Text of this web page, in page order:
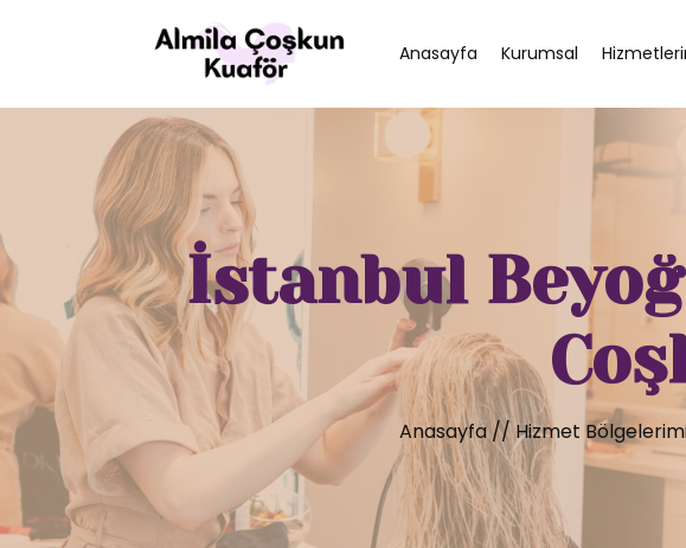
Anasayfa Kurumsal
İstanbul
Anasayfa//Hizmet